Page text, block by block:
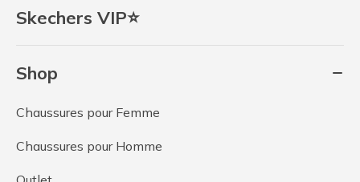
Skechers VIP⭐
Shop
Chaussures pour Femme
Chaussures pour Homme